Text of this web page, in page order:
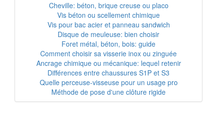
Cheville: béton, brique creuse ou placo
Vis béton ou scellement chimique
Vis pour bac acier et panneau sandwich
Disque de meuleuse: bien choisir
Foret métal, béton, bois: guide
Comment choisir sa visserie inox ou zinguée
Ancrage chimique ou mécanique: lequel retenir
Différences entre chaussures S1P et S3
Quelle perceuse-visseuse pour un usage pro
Méthode de pose d'une clôture rigide